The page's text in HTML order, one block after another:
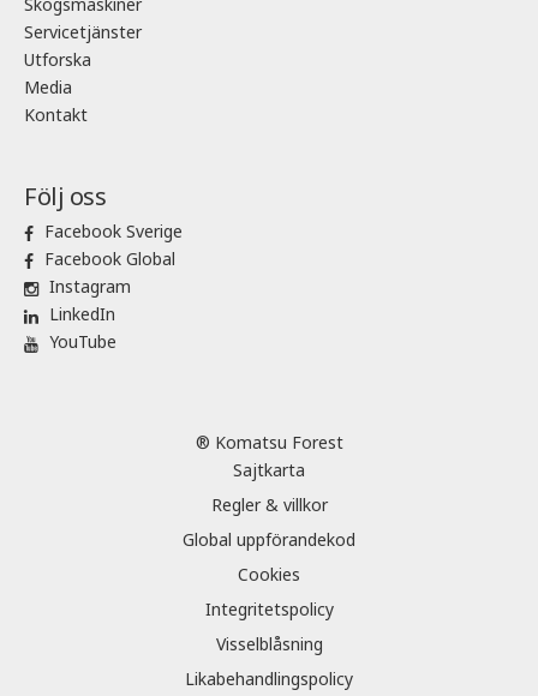
Servicetjänster
Utforska
Media
Kontakt
Följ oss
Facebook Sverige
Facebook Global
Instagram
LinkedIn
YouTube
® Komatsu Forest
Sajtkarta
Regler & villkor
Global uppförandekod
Cookies
Integritetspolicy
Visselblåsning
Likabehandlingspolicy